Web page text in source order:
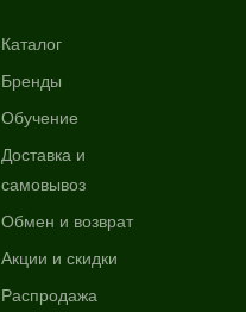
Каталог
Бренды
Обучение
Доставка и
самовывоз
Обмен и возврат
Акции и скидки
Распродажа